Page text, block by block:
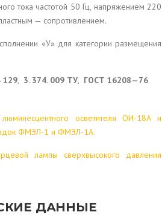
тока частотой 50 Гц, напряжением 220
— сопротивлением.
«У» для категории размещения
129, 3. 374. 009 ТУ, ГОСТ 16208—76
осветителя ОИ-18А и
ФМЭЛ-1 и ФМЭЛ-1А.
лампы сверхвысокого давления
ДАННЫЕ